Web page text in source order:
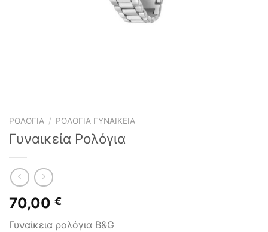
ΡΟΛΌΓΙΑ / ΡΟΛΌΓΙΑ ΓΥΝΑΙΚΕΊΑ
Γυναικεία Ρολόγια
70,00 €
Γυναίκεια ρολόγια B&G